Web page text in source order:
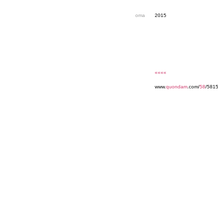
oma 2015
««««
www.quondam .com/58/